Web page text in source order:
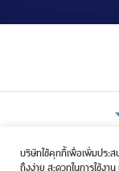
บริษัทใช้คุกกี้เพื่อเพิ่มประส
ถึงง่าย สะดวกในการใช้ง
ใบอนุญาตเป็นผู้ประกอ